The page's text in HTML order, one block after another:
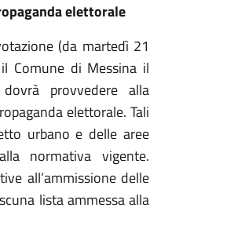
elettorale
(da martedì 21
Comune di Messina il
provvedere alla
elettorale. Tali
urbano e delle aree
normativa vigente.
all’ammissione delle
lista ammessa alla